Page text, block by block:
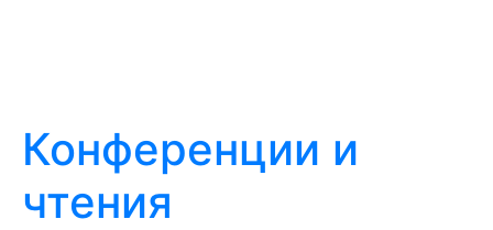
Конференции и
чтения